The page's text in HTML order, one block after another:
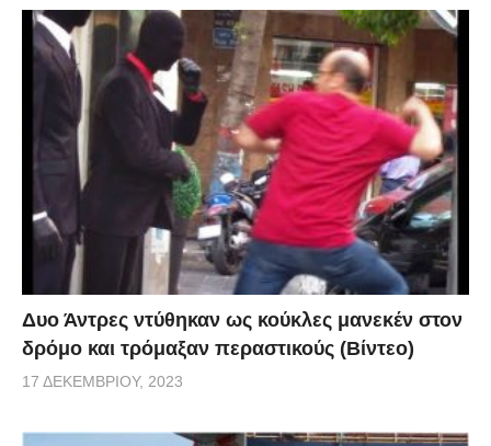
Δυο Άντρες ντύθηκαν ως κούκλες μανεκέν στον
δρόμο και τρόμαξαν περαστικούς (Βίντεο)
17 ΔΕΚΕΜΒΡΊΟΥ, 2023